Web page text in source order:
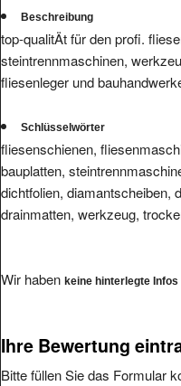
Beschreibung
top-qualitÄt für den profi.
steintrennmaschinen,
fliesenleger und
Schlüsselwörter
fliesenschienen,
bauplatten,
dichtfolien, diamantscheiben,
drainmatten, werkzeug,
Wir haben keine hinterlegte
Ihre Bewertung
Bitte füllen Sie das Formular